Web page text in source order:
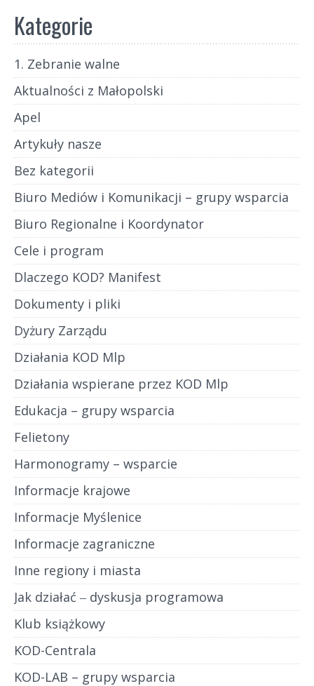
Kategorie
1. Zebranie walne
Aktualności z Małopolski
Apel
Artykuły nasze
Bez kategorii
Biuro Mediów i Komunikacji – grupy wsparcia
Biuro Regionalne i Koordynator
Cele i program
Dlaczego KOD? Manifest
Dokumenty i pliki
Dyżury Zarządu
Działania KOD Mlp
Działania wspierane przez KOD Mlp
Edukacja – grupy wsparcia
Felietony
Harmonogramy – wsparcie
Informacje krajowe
Informacje Myślenice
Informacje zagraniczne
Inne regiony i miasta
Jak działać ‒ dyskusja programowa
Klub książkowy
KOD-Centrala
KOD-LAB – grupy wsparcia